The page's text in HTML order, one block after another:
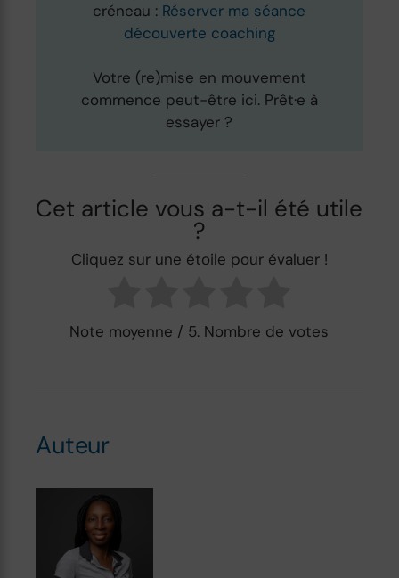
créneau : Réserver ma séance
découverte coaching
Votre (re)mise en mouvement
commence peut-être ici. Prêt·e à
essayer ?
Cet article vous a-t-il été utile
?
Cliquez sur une étoile pour évaluer !
Note moyenne / 5. Nombre de votes
Auteur